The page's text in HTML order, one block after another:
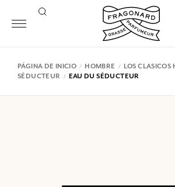
PÁGINA DE INICIO HOMBRE LOS CLASICOS
SÉDUCTEUR
EAU DU SÉDUCTEUR